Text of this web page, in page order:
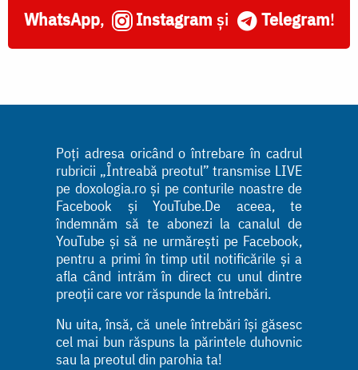
WhatsApp, Instagram și Telegram!
Poți adresa oricând o întrebare în cadrul
rubricii „Întreabă preotul” transmise LIVE
pe doxologia.ro și pe conturile noastre de
Facebook și YouTube.De aceea, te
îndemnăm să te abonezi la canalul de
YouTube și să ne urmărești pe Facebook,
pentru a primi în timp util notificările și a
afla când intrăm în direct cu unul dintre
preoții care vor răspunde la întrebări.
Nu uita, însă, că unele întrebări își găsesc
cel mai bun răspuns la părintele duhovnic
sau la preotul din parohia ta!